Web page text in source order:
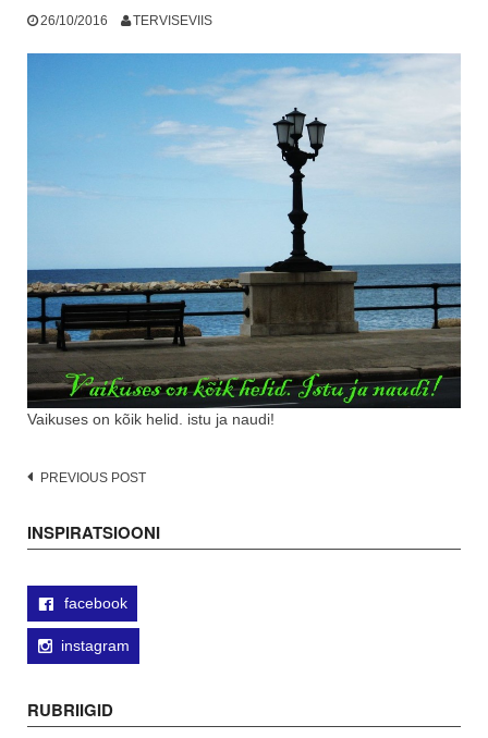
26/10/2016 TERVISEVIIS
Vaikuses on kõik helid. istu ja naudi!
Post
PREVIOUS POST
INSPIRATSIOONI
facebook
instagram
RUBRIIGID